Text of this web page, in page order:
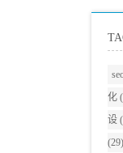
化
设
(29)